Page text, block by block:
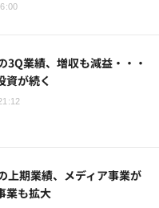
業績、増収も減益・・・
資が続く
上期業績、メディア事業が
業も拡大